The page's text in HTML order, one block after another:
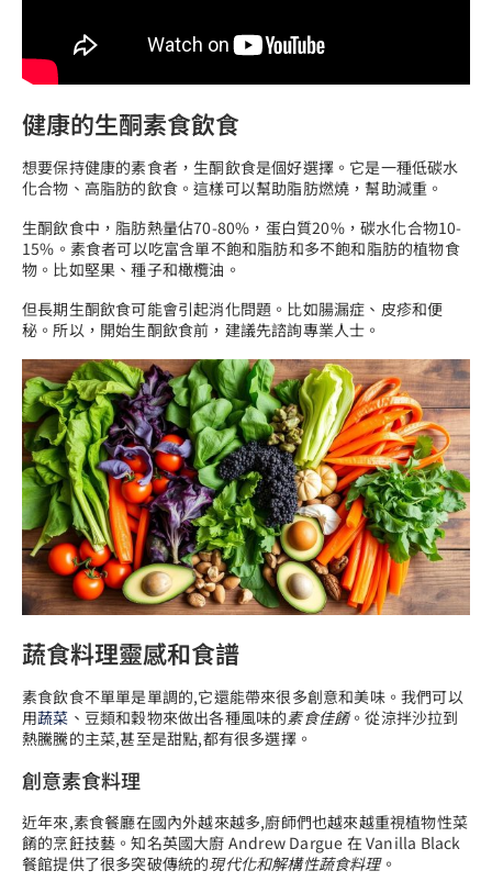
健康的生酮素食飲食
想要保持健康的素食者，生酮飲食是個好選擇。它是一種低碳水
化合物、高脂肪的飲食。這樣可以幫助脂肪燃燒，幫助減重。
生酮飲食中，脂肪熱量佔70-80%，蛋白質20%，碳水化合物10-
15%。素食者可以吃富含單不飽和脂肪和多不飽和脂肪的植物食
物。比如堅果、種子和橄欖油。
但長期生酮飲食可能會引起消化問題。比如腸漏症、皮疹和便
秘。所以，開始生酮飲食前，建議先諮詢專業人士。
蔬食料理靈感和食譜
素食飲食不單單是單調的,它還能帶來很多創意和美味。我們可以
用蔬菜 、豆類和穀物來做出各種風味的素食佳餚。從涼拌沙拉到
熱騰騰的主菜,甚至是甜點,都有很多選擇。
創意素食料理
近年來,素食餐廳在國內外越來越多,廚師們也越來越重視植物性菜
餚的烹飪技藝。知名英國大廚 Andrew Dargue 在 Vanilla Black
餐館提供了很多突破傳統的現代化和解構性蔬食料理。